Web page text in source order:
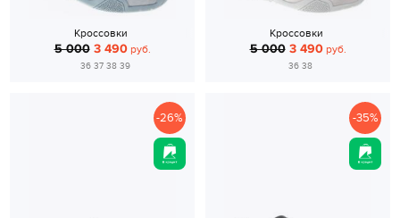
Кроссовки
5 000 3 490руб.
36 37 38 39
Кроссовки
5 000 3 490руб.
36 38
-26% -35%